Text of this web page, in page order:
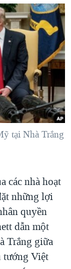
tại Nhà Trắng
các nhà hoạt
những lợi
quyền
dẫn một
Trắng giữa
tướng Việt